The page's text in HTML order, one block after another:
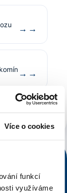
Více o cookies
funkcí
využíváme
→
→